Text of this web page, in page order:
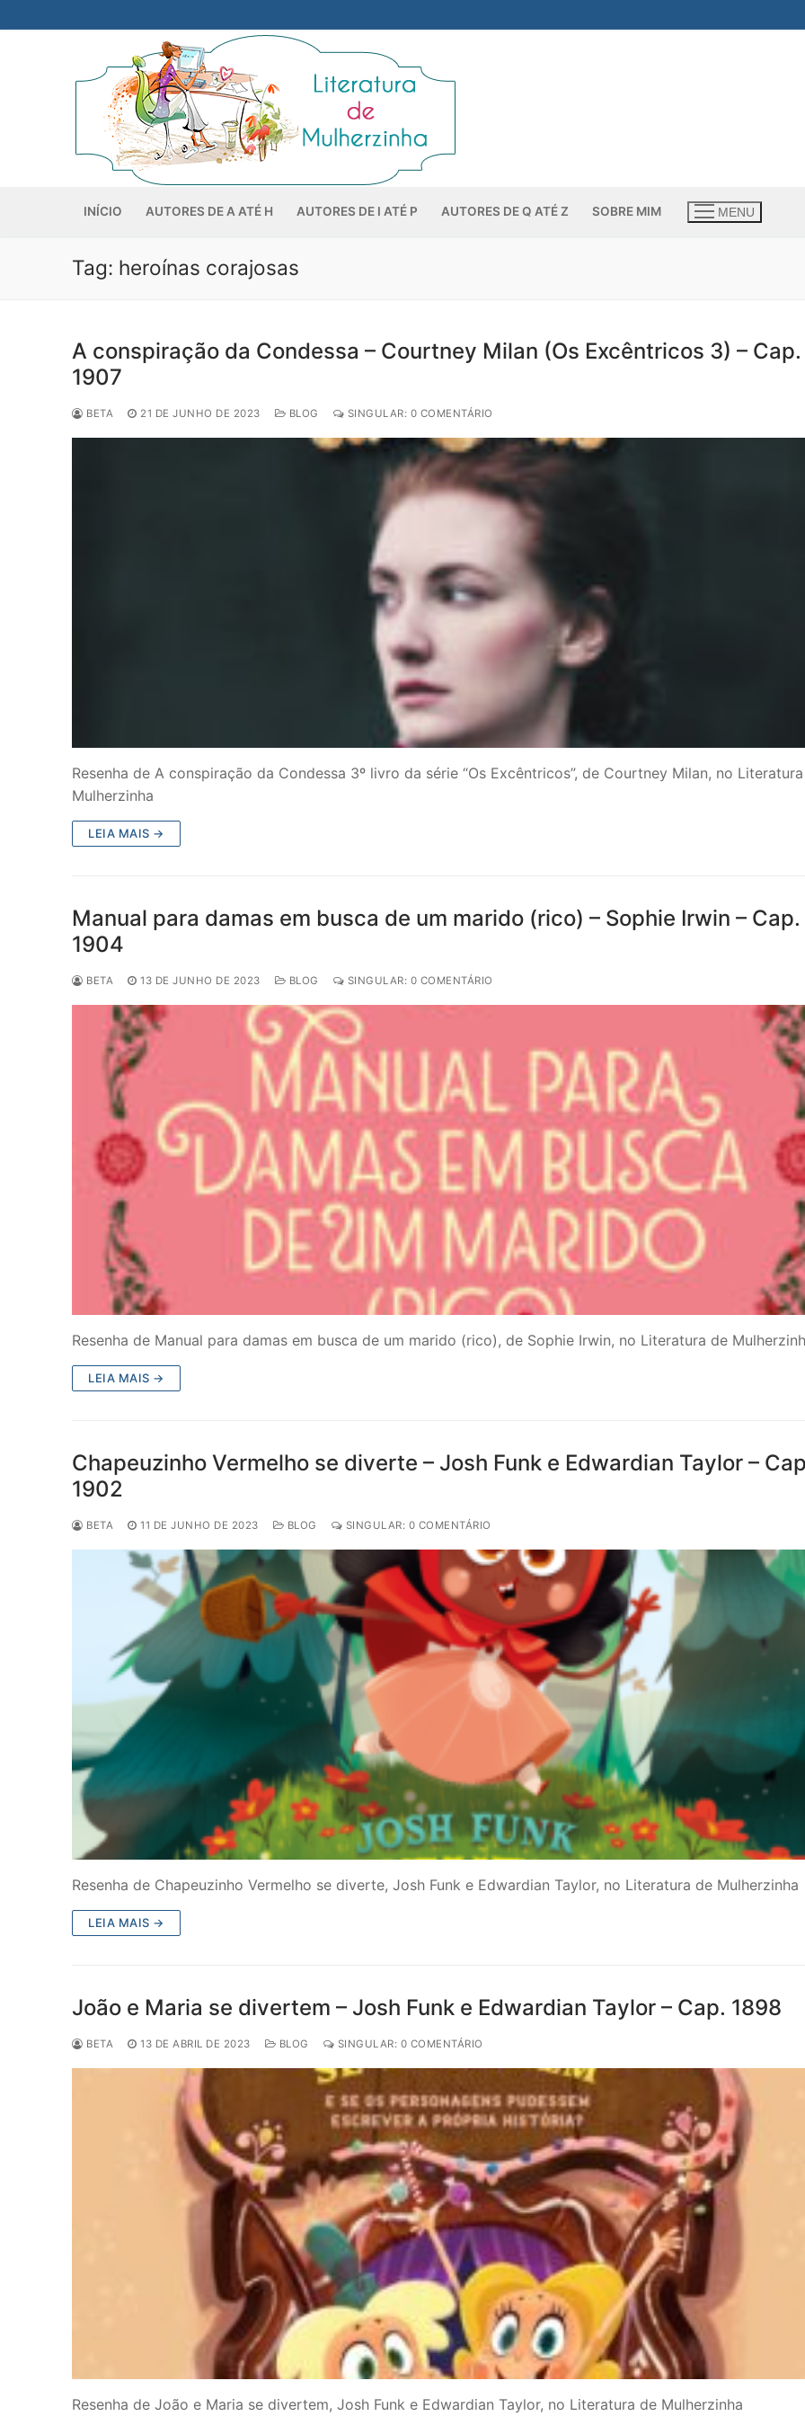
para
INÍCIO AUTORES DE A ATÉ H AUTORES DE I ATÉ P AUTORES DE Q ATÉ Z SOBRE MIM MENU
Tag: heroínas corajosas
A conspiração da Condessa – Courtney Milan (Os Excêntricos 3) – Cap.
1907
BETA 21 DE JUNHO DE 2023 BLOG SINGULAR: 0 COMENTÁRIO
Resenha de A conspiração da Condessa 3º livro da série “Os Excêntricos”, de Courtney Milan, no
Mulherzinha
LEIA MAIS →
Manual para damas em busca de um marido (rico) – Sophie Irwin – Cap.
1904
BETA 13 DE JUNHO DE 2023 BLOG SINGULAR: 0 COMENTÁRIO
Resenha de Manual para damas em busca de um marido (rico), de Sophie Irwin, no Literatura de
LEIA MAIS →
Chapeuzinho Vermelho se diverte – Josh Funk e Edwardian Taylor –
1902
BETA 11 DE JUNHO DE 2023 BLOG SINGULAR: 0 COMENTÁRIO
Resenha de Chapeuzinho Vermelho se diverte, Josh Funk e Edwardian Taylor, no Literatura de Mulherzinha
LEIA MAIS →
João e Maria se divertem – Josh Funk e Edwardian Taylor – Cap. 1898
BETA 13 DE ABRIL DE 2023 BLOG SINGULAR: 0 COMENTÁRIO
Resenha de João e Maria se divertem, Josh Funk e Edwardian Taylor, no Literatura de Mulherzinha